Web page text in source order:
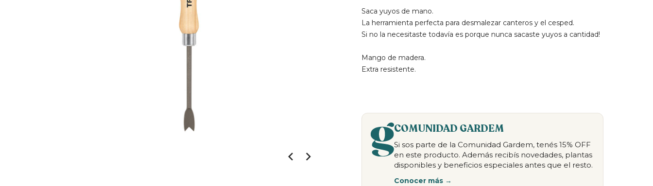
Saca yuyos de mano.
La herramienta perfecta para desmalezar canteros y el cesped.
Si no la necesitaste todavía es porque nunca sacaste yuyos a cantidad!
Mango de madera.
Extra resistente.
COMUNIDAD GARDEM
Si sos parte de la Comunidad Gardem, tenés 15% OFF
en este producto. Además recibís novedades, plantas
disponibles y beneficios especiales antes que el resto.
Conocer más →